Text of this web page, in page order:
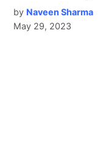
by Naveen Sharma
May 29, 2023